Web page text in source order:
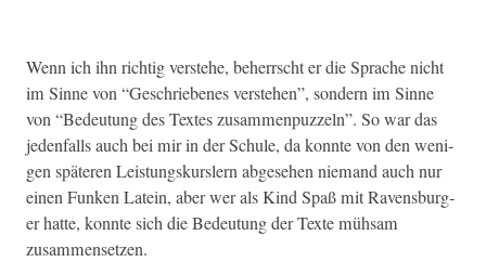
Wenn ich ihn richtig ver­ste­he, beherrscht er die Sprache nicht
im Sinne von “Geschriebenes ver­ste­hen”, son­dern im Sinne
von “Bedeu­tung des Textes zusam­men­puzzeln”. So war das
jeden­falls auch bei mir in der Schule, da kon­nte von den weni­
gen späteren Leis­tungskurslern abge­se­hen nie­mand auch nur
einen Funken Latein, aber wer als Kind Spaß mit Ravens­burg­
er hat­te, kon­nte sich die Bedeu­tung der Texte müh­sam
zusammensetzen.